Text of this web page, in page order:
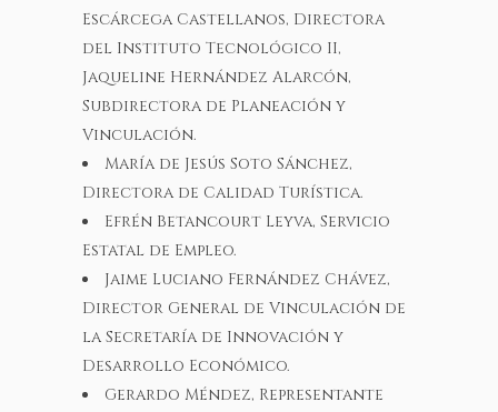
Escárcega Castellanos, Directora
del Instituto Tecnológico II,
Jaqueline Hernández Alarcón,
Subdirectora de Planeación y
Vinculación.
María de Jesús Soto Sánchez,
Directora de Calidad Turística.
Efrén Betancourt Leyva, Servicio
Estatal de Empleo.
Jaime Luciano Fernández Chávez,
Director General de Vinculación de
la Secretaría de Innovación y
Desarrollo Económico.
Gerardo Méndez, Representante